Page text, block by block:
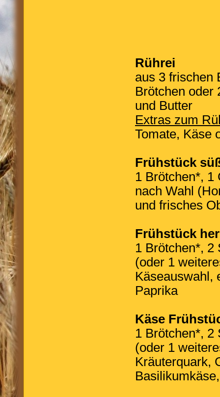
Rührei
aus 3 frischen
Brötchen oder
und Butter
Extras zum
Tomate, Käse
Frühstück
1 Brötchen*, 1
nach Wahl
und frisches
Frühstück
1 Brötchen*, 2
(oder 1
Käseauswahl,
Paprika
Käse
1 Brötchen*, 2
(oder 1
Kräuterquark,